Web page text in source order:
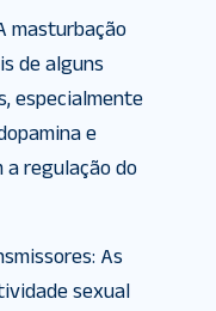
masturbação
de alguns
especialmente
e
a regulação do
As
sexual